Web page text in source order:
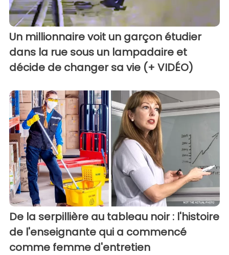
Un millionnaire voit un garçon étudier
dans la rue sous un lampadaire et
décide de changer sa vie (+ VIDÉO)
De la serpillière au tableau noir : l'histoire
de l'enseignante qui a commencé
comme femme d'entretien